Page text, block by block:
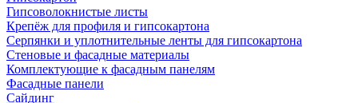
Гипсоволокнистые листы
Крепёж для профиля и гипсокартона
Серпянки и уплотнительные ленты для гипсокартона
Стеновые и фасадные материалы
Комплектующие к фасадным панелям
Фасадные панели
Сайдинг